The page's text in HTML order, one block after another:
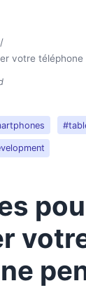
votre téléphone